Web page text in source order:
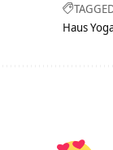
Haus